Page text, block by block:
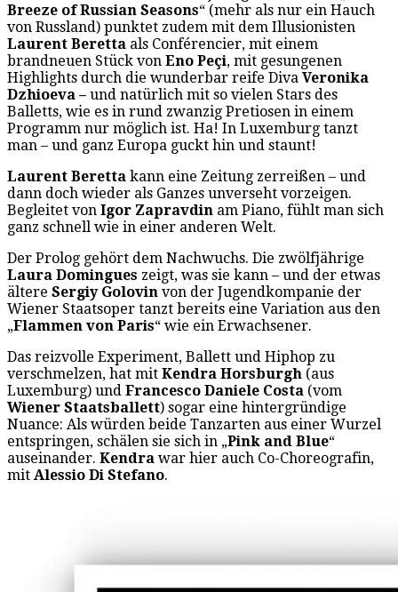
Breeze of Russian Seasons“ (mehr als nur ein Hauch
von Russland) punktet zudem mit dem Illusionisten
Laurent Beretta als Conférencier, mit einem
brandneuen Stück von Eno Peçi, mit gesungenen
Highlights durch die wunderbar reife Diva Veronika
Dzhioeva – und natürlich mit so vielen Stars des
Balletts, wie es in rund zwanzig Pretiosen in einem
Programm nur möglich ist. Ha! In Luxemburg tanzt
man – und ganz Europa guckt hin und staunt!
Laurent Beretta kann eine Zeitung zerreißen – und
dann doch wieder als Ganzes unverseht vorzeigen.
Begleitet von Igor Zapravdin am Piano, fühlt man sich
ganz schnell wie in einer anderen Welt.
Der Prolog gehört dem Nachwuchs. Die zwölfjährige
Laura Domingues zeigt, was sie kann – und der etwas
ältere Sergiy Golovin von der Jugendkompanie der
Wiener Staatsoper tanzt bereits eine Variation aus den
„Flammen von Paris“ wie ein Erwachsener.
Das reizvolle Experiment, Ballett und Hiphop zu
verschmelzen, hat mit Kendra Horsburgh (aus
Luxemburg) und Francesco Daniele Costa (vom
Wiener Staatsballett) sogar eine hintergründige
Nuance: Als würden beide Tanzarten aus einer Wurzel
entspringen, schälen sie sich in „Pink and Blue“
auseinander. Kendra war hier auch Co-Choreografin,
mit Alessio Di Stefano.